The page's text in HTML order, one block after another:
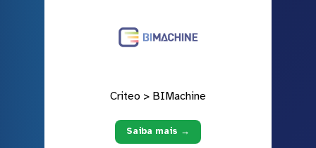
Criteo > BIMachine
Saiba mais →